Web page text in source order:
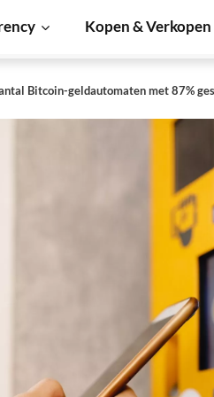
Kopen & Verkopen
Bitcoin-geldautomaten met 87%